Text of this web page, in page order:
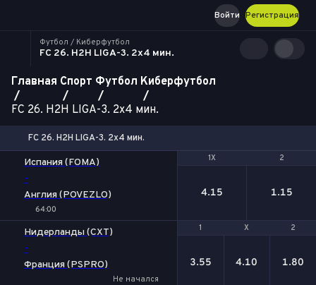
Регистрация
Войти
Футбол / Киберфутбол
FC 26. H2H LIGA-3. 2x4 мин.
Главная Спорт Футбол Киберфутбол
FC 26. H2H LIGA-3. 2x4 мин.
FC 26. H2H LIGA-3. 2x4 мин.
1X 2
Испания (FOMA)
-
Англия (POVEZLO)
64:00
1X 2
4.15 1.15
1 Х 2
Нидерланды (CXT)
-
Франция (PSPRO)
Не начался
1 Х 2
3.55 4.10 1.80